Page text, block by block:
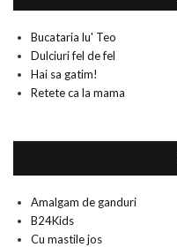
Bucataria lu' Teo
Dulciuri fel de fel
Hai sa gatim!
Retete ca la mama
Amalgam de ganduri
B24Kids
Cu mastile jos